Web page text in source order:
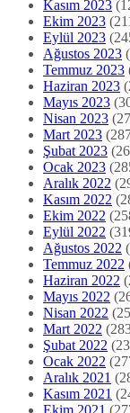
Kasım 2023
Ekim 2023
Eylül 2023
Ağustos 2023
Temmuz 2023
Haziran 2023
Mayıs 2023
Nisan 2023
Mart 2023
Şubat 2023
Ocak 2023
Aralık 2022
Kasım 2022
Ekim 2022
Eylül 2022
Ağustos 2022
Temmuz 2022
Haziran 2022
Mayıs 2022
Nisan 2022
Mart 2022
Şubat 2022
Ocak 2022
Aralık 2021
Kasım 2021
Ekim 2021